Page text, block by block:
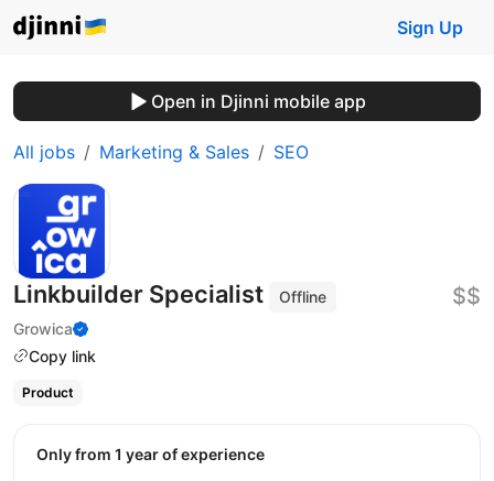
Sign Up
Open in Djinni mobile app
All jobs Marketing & Sales SEO
Linkbuilder Specialist
Offline
Growica
Copy link
$$
Product
Only from 1 year of experience